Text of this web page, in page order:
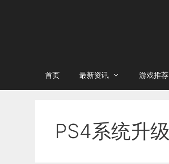
首页 最新资讯 游戏推荐
PS4系统升级